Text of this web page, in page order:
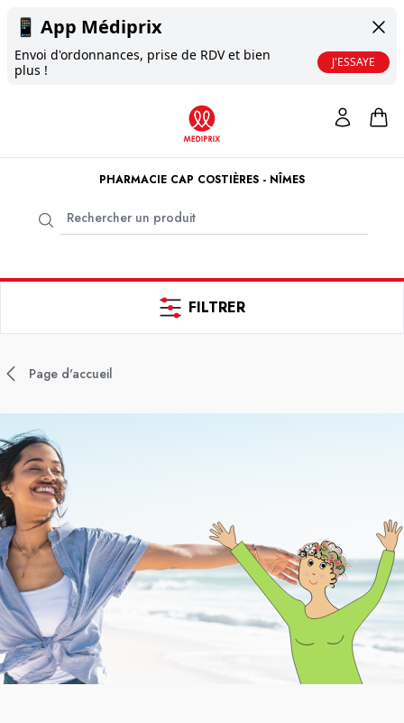
📱 App Médiprix
Envoi d'ordonnances, prise de RDV et bien
plus !
J'ESSAYE
PHARMACIE CAP COSTIÈRES - NÎMES
FILTRER
Page d'accueil